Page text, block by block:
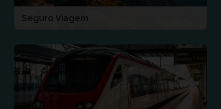
Seguro Viagem